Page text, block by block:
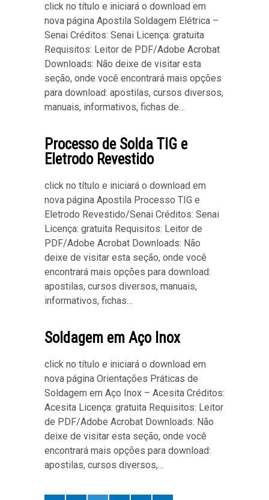
click no título e iniciará o download em
nova página Apostila Soldagem Elétrica –
Senai Créditos: Senai Licença: gratuita
Requisitos: Leitor de PDF/Adobe Acrobat
Downloads: Não deixe de visitar esta
seção, onde você encontrará mais opções
para download: apostilas, cursos diversos,
manuais, informativos, fichas de…
Processo de Solda TIG e
Eletrodo Revestido
click no título e iniciará o download em
nova página Apostila Processo TIG e
Eletrodo Revestido/Senai Créditos: Senai
Licença: gratuita Requisitos: Leitor de
PDF/Adobe Acrobat Downloads: Não
deixe de visitar esta seção, onde você
encontrará mais opções para download:
apostilas, cursos diversos, manuais,
informativos, fichas…
Soldagem em Aço Inox
click no título e iniciará o download em
nova página Orientações Práticas de
Soldagem em Aço Inox – Acesita Créditos:
Acesita Licença: gratuita Requisitos: Leitor
de PDF/Adobe Acrobat Downloads: Não
deixe de visitar esta seção, onde você
encontrará mais opções para download:
apostilas, cursos diversos,…